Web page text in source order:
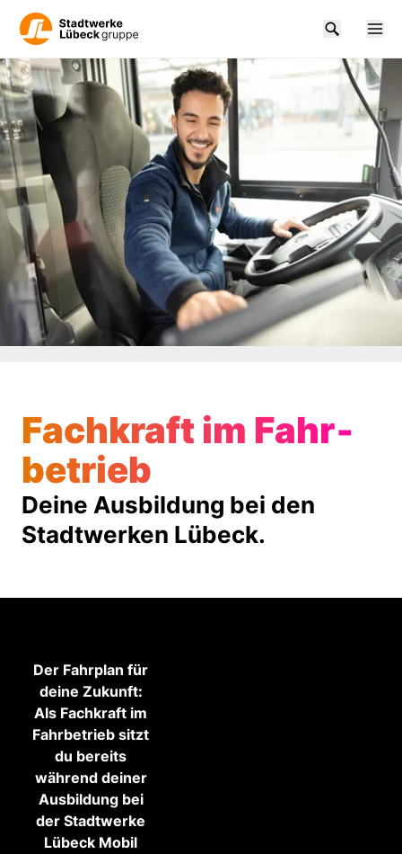
Fach­kraft im Fahr­
betrieb
Deine Ausbildung bei den
Stadtwerken Lübeck.
Der Fahrplan für
deine Zukunft:
Als Fachkraft im
Fahrbetrieb sitzt
du bereits
während deiner
Ausbildung bei
der Stadtwerke
Lübeck Mobil